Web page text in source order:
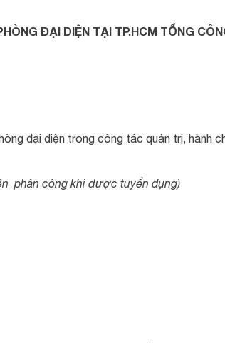
ĐẠI DIỆN TẠI TP.HCM TỔNG
đại diện trong công tác quản trị, hành
phân công khi được tuyển dụng)